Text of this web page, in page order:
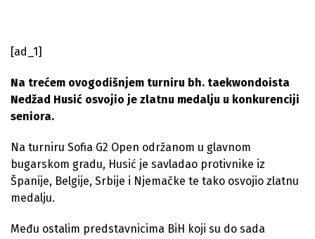
[ad_1]
Na trećem ovogodišnjem turniru bh. taekwondoista
Nedžad Husić osvojio je zlatnu medalju u konkurenciji
seniora.
Na turniru Sofia G2 Open održanom u glavnom
bugarskom gradu, Husić je savladao protivnike iz
Španije, Belgije, Srbije i Njemačke te tako osvojio zlatnu
medalju.
Među ostalim predstavnicima BiH koji su do sada